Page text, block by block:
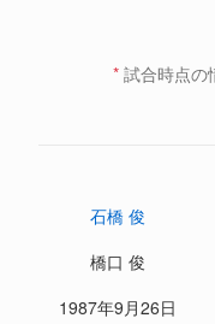
* 試合時点の
石橋 俊
橋口 俊
1987年9月26日